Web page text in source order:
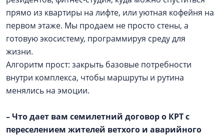
прямо из квартиры на лифте, или уютная кофейня на
первом этаже. Мы продаем не просто стены, а
готовую экосистему, программируя среду для
жизни.
Алгоритм прост: закрыть базовые потребности
внутри комплекса, чтобы маршруты и рутина
менялись на эмоции.
– Что дает вам семилетний договор о КРТ с
переселением жителей ветхого и аварийного